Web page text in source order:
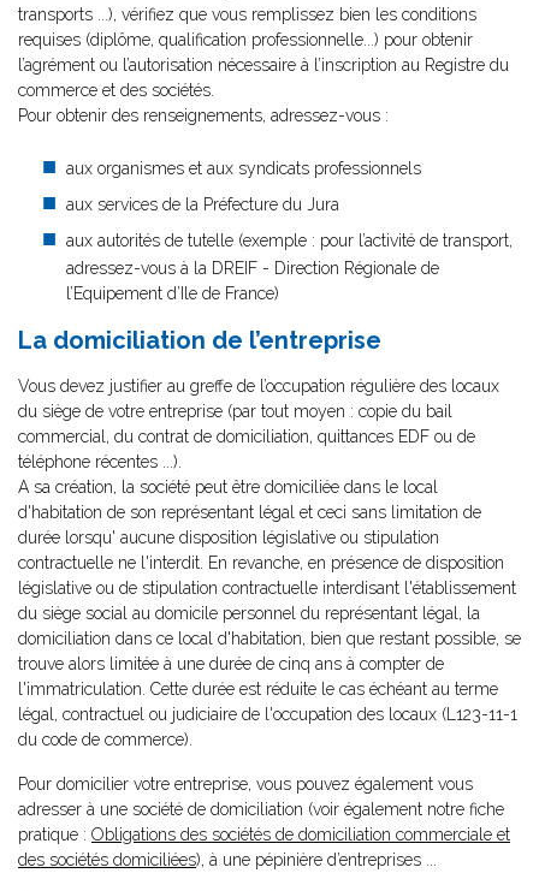
transports ...), vérifiez que vous remplissez bien les conditions
requises (diplôme, qualification professionnelle...) pour obtenir
l’agrément ou l’autorisation nécessaire à l’inscription au Registre du
commerce et des sociétés.
Pour obtenir des renseignements, adressez-vous :
aux organismes et aux syndicats professionnels
aux services de la Préfecture du Jura
aux autorités de tutelle (exemple : pour l’activité de transport,
adressez-vous à la DREIF - Direction Régionale de
l’Equipement d’Ile de France)
La domiciliation de l’entreprise
Vous devez justifier au greffe de l’occupation régulière des locaux
du siège de votre entreprise (par tout moyen : copie du bail
commercial, du contrat de domiciliation, quittances EDF ou de
téléphone récentes ...).
A sa création, la société peut être domiciliée dans le local
d'habitation de son représentant légal et ceci sans limitation de
durée lorsqu' aucune disposition législative ou stipulation
contractuelle ne l'interdit. En revanche, en présence de disposition
législative ou de stipulation contractuelle interdisant l'établissement
du siège social au domicile personnel du représentant légal, la
domiciliation dans ce local d'habitation, bien que restant possible, se
trouve alors limitée à une durée de cinq ans à compter de
l'immatriculation. Cette durée est réduite le cas échéant au terme
légal, contractuel ou judiciaire de l'occupation des locaux (L123-11-1
du code de commerce).
Pour domicilier votre entreprise, vous pouvez également vous
adresser à une société de domiciliation (voir également notre fiche
pratique : Obligations des sociétés de domiciliation commerciale et
des sociétés domiciliées), à une pépinière d’entreprises ...